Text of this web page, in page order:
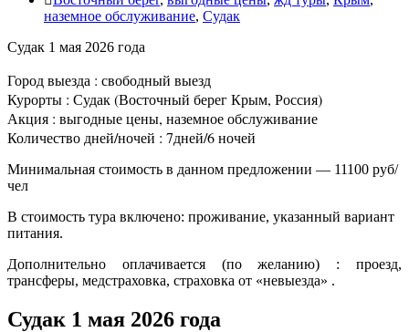
наземное обслуживание, Судак
Судак 1 мая 2026 года
Город выезда : свободный выезд
Курорты : Судак (Восточный берег Крым, Россия)
Акция : выгодные цены, наземное обслуживание
Количество дней/ночей : 7дней/6 ночей
Минимальная стоимость в данном предложении — 11100 руб/
чел
В стоимость тура включено: проживание, указанный вариант
питания.
Дополнительно оплачивается (по желанию) : проезд,
трансферы, медстраховка, страховка от «невыезда» .
Судак 1 мая 2026 года